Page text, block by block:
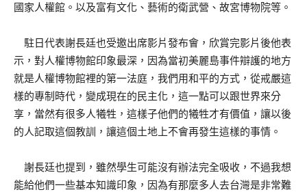
國家人權館。以及富有文化、藝術的衛武營、故宮博物院等。
駐日代表謝長廷也受邀出席影片發布會，欣賞完影片後他表
示，對人權博物館印象最深，因為當初美麗島事件辯護的地方
就是人權博物館裡的第一法庭，我們用和平的方式，從戒嚴這
樣的專制時代，變成現在的民主化，這一點可以跟世界來分
享，當然有很多人犧牲，這樣子他們的犧牲才有價值，讓以後
的人記取這個教訓，讓這個土地上不會再發生這樣的事情。
謝長廷也提到，雖然學生可能沒有辦法完全吸收，不過我想
能給他們一些基本知識印象，因為有那麼多人去台灣是非常難